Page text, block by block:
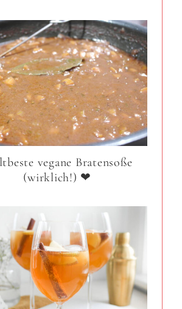
vegane Bratensoße
(wirklich!) ❤